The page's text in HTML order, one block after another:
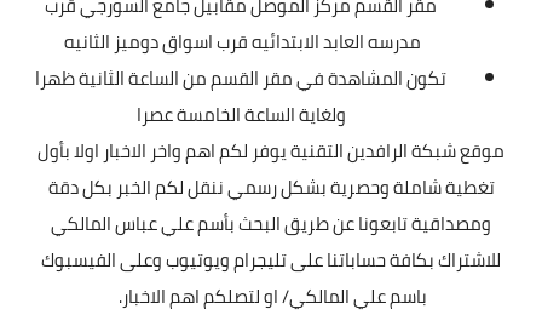
مدرسه العابد الابتدائيه قرب اسواق دوميز الثانيه
تكون المشاهدة في مقر القسم من الساعة الثانية ظهرا
ولغاية الساعة الخامسة عصرا
موقع شبكة الرافدين التقنية يوفر لكم اهم واخر الاخبار اولا بأول
تغطية شاملة وحصرية بشكل رسمي ننقل لكم الخبر بكل دقة
ومصداقية تابعونا عن طريق البحث بأسم علي عباس المالكي
للاشتراك بكافة حساباتنا على تليجرام ويوتيوب وعلى الفيسبوك
باسم علي المالكي/ او لتصلكم اهم الاخبار.